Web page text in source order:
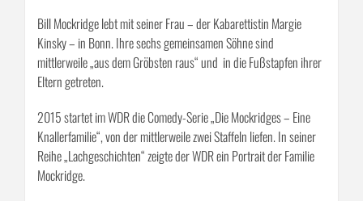
Schirmherr der Sterntaler Bonn e.V. ein.
Bill Mockridge lebt mit seiner Frau – der Kabarettistin Margie
Kinsky – in Bonn. Ihre sechs gemeinsamen Söhne sind
mittlerweile „aus dem Gröbsten raus“ und in die Fußstapfen ihrer
Eltern getreten.
2015 startet im WDR die Comedy-Serie „Die Mockridges – Eine
Knallerfamilie“, von der mittlerweile zwei Staffeln liefen. In seiner
Reihe „Lachgeschichten“ zeigte der WDR ein Portrait der Familie